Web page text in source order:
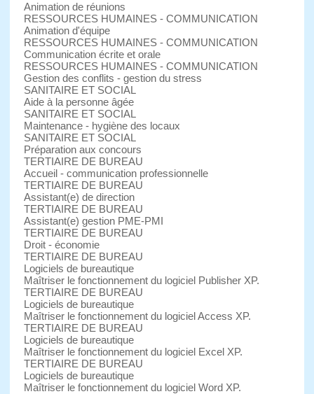
Animation de réunions
RESSOURCES HUMAINES - COMMUNICATION
Animation d'équipe
RESSOURCES HUMAINES - COMMUNICATION
Communication écrite et orale
RESSOURCES HUMAINES - COMMUNICATION
Gestion des conflits - gestion du stress
SANITAIRE ET SOCIAL
Aide à la personne âgée
SANITAIRE ET SOCIAL
Maintenance - hygiène des locaux
SANITAIRE ET SOCIAL
Préparation aux concours
TERTIAIRE DE BUREAU
Accueil - communication professionnelle
TERTIAIRE DE BUREAU
Assistant(e) de direction
TERTIAIRE DE BUREAU
Assistant(e) gestion PME-PMI
TERTIAIRE DE BUREAU
Droit - économie
TERTIAIRE DE BUREAU
Logiciels de bureautique
Maîtriser le fonctionnement du logiciel Publisher XP.
TERTIAIRE DE BUREAU
Logiciels de bureautique
Maîtriser le fonctionnement du logiciel Access XP.
TERTIAIRE DE BUREAU
Logiciels de bureautique
Maîtriser le fonctionnement du logiciel Excel XP.
TERTIAIRE DE BUREAU
Logiciels de bureautique
Maîtriser le fonctionnement du logiciel Word XP.